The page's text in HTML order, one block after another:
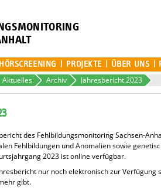
HÖRSCREENING PROJEKTE ÜBER UNS
Aktuelles Archiv Jahresbericht 2023
des Fehlbildungsmonitoring Sachsen-
Fehlbildungen und Anomalien sowie
2023 ist online verfügbar.
nur noch elektronisch zur Verfügung
gibt.